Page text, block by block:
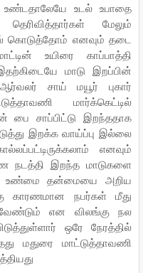
உடல் உபாதை
மேலும்
கொடுத்தோம் எனவும் தடை
உயிரை காப்பாத்தி
மாடு இறப்பின்
சாய் மயூர் புகார்
மார்க்கெட்டில்
பை சாப்பிட்டு இறந்ததாக
இறக்க வாய்ப்பு இல்லை
எனவும்
நடத்தி இறந்த மாடுகளை
உண்மை தன்மையை அறிய
காரணமான நபர்கள் மீது
என விலங்கு நல
ஒரே நேரத்தில்
மதுரை மாட்டுத்தாவணி